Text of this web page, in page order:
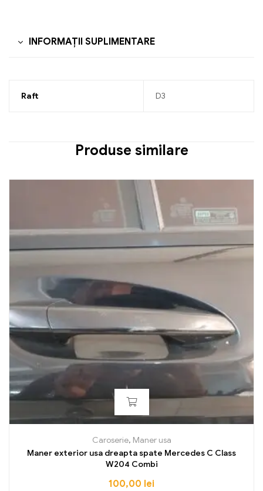
INFORMAȚII SUPLIMENTARE
Raft D3
Produse similare
Caroserie, Maner usa
Maner exterior usa dreapta spate Mercedes C Class
W204 Combi
100,00 lei